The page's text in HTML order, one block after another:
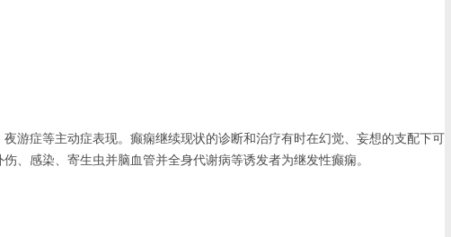
症等主动症表现。癫痫继续现状的诊断和治疗有时在幻觉、妄想的支配下可
、感染、寄生虫并脑血管并全身代谢病等诱发者为继发性癫痫。